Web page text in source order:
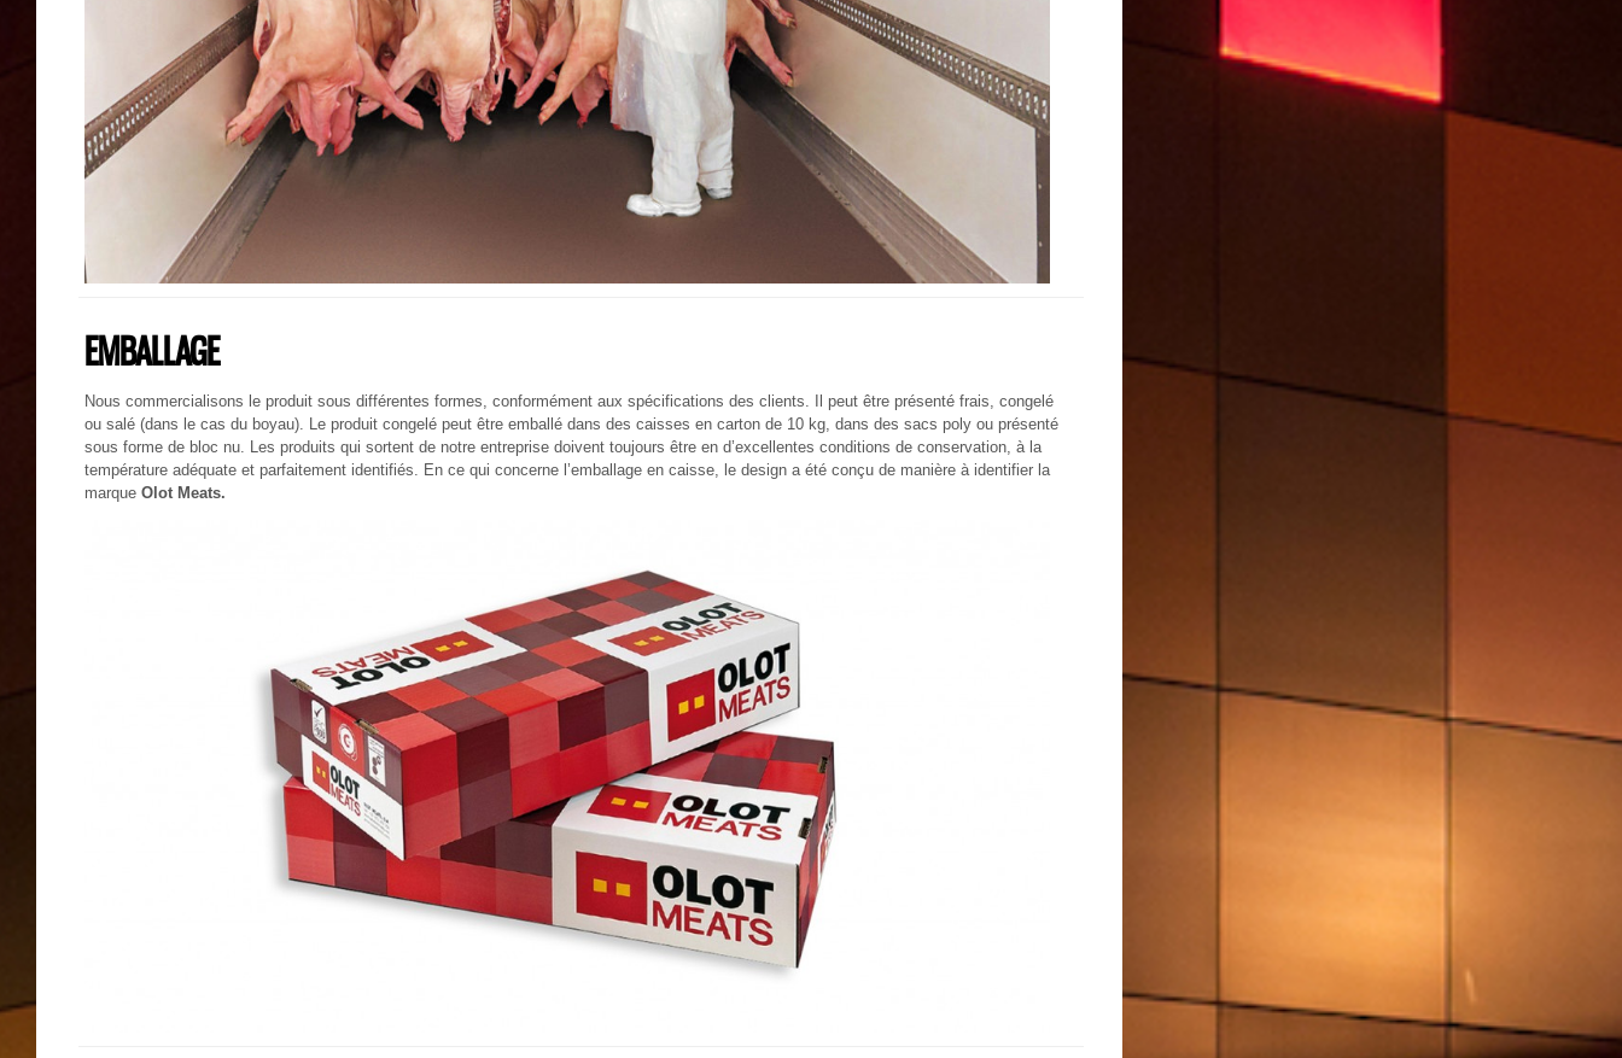
EMBALLAGE
Nous commercialisons le produit sous différentes formes, conformément aux spécifications des clients. Il peut être présenté frais, congelé
ou salé (dans le cas du boyau). Le produit congelé peut être emballé dans des caisses en carton de 10 kg, dans des sacs poly ou présenté
sous forme de bloc nu. Les produits qui sortent de notre entreprise doivent toujours être en d’excellentes conditions de conservation, à la
température adéquate et parfaitement identifiés. En ce qui concerne l’emballage en caisse, le design a été conçu de manière à identifier la
marque Olot Meats.